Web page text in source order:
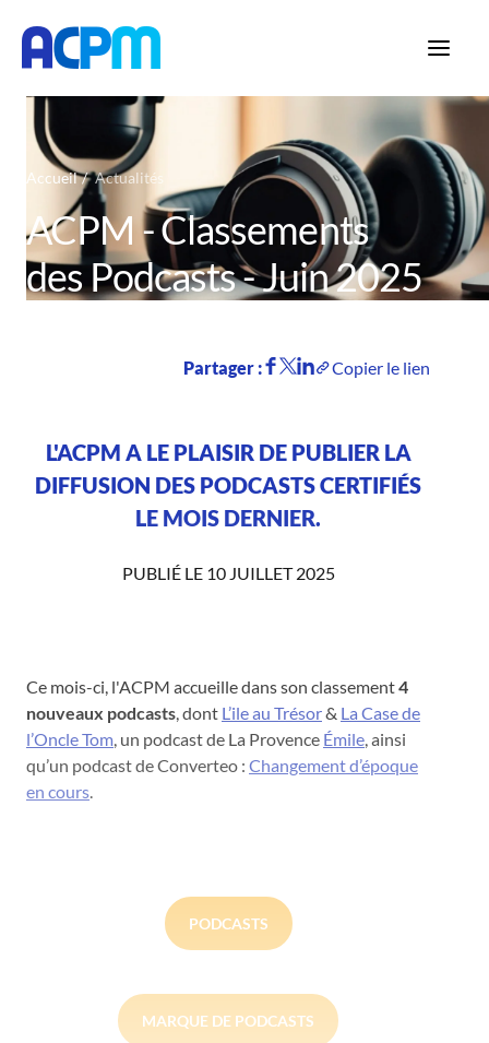
Accueil Actualités
ACPM - Classements
des Podcasts - Juin 2025
Partager : Copier le lien
L'ACPM A LE PLAISIR DE PUBLIER LA
DIFFUSION DES PODCASTS CERTIFIÉS
LE MOIS DERNIER.
PUBLIÉ LE 10 JUILLET 2025
Ce mois-ci, l'ACPM accueille dans son classement4
nouveaux podcasts, dont L’ile au Trésor& La Case de
l’Oncle Tom, un podcast de La Provence Émile, ainsi
qu’un podcast de Converteo : Changement d’époque
en cours.
PODCASTS
MARQUE DE PODCASTS